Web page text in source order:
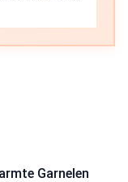
Garnelen